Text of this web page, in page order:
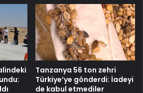
Tanzanya 56 ton zehri
Türkiye’ye gönderdi: İadeyi
de kabul etmediler